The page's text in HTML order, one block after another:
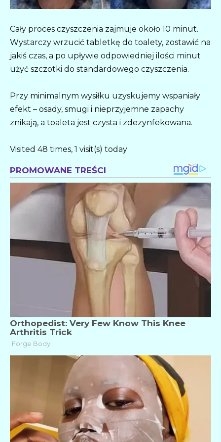
Cały proces czyszczenia zajmuje około 10 minut.
Wystarczy wrzucić tabletkę do toalety, zostawić na
jakiś czas, a po upływie odpowiedniej ilości minut
użyć szczotki do standardowego czyszczenia.
Przy minimalnym wysiłku uzyskujemy wspaniały
efekt – osady, smugi i nieprzyjemne zapachy
znikają, a toaleta jest czysta i zdezynfekowana.
Visited 48 times, 1 visit(s) today